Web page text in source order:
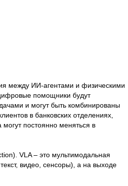
между ИИ-агентами и физическими
помощники будут
и могут быть комбинированы
в банковских отделениях,
постоянно меняться в
VLA – это мультимодальная
видео, сенсоры), а на выходе